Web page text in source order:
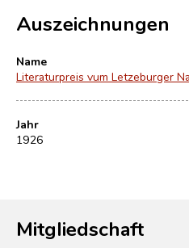
Auszeichnungen
Name
Literaturpreis vum Letzeburger
Jahr
1926
Mitgliedschaft